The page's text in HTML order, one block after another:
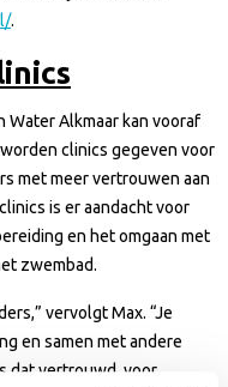
.
Alkmaar kan vooraf
clinics gegeven voor
met meer vertrouwen aan
is er aandacht voor
en het omgaan met
zwembad.
vervolgt Max. “Je
en samen met andere
dat vertrouwd, voor